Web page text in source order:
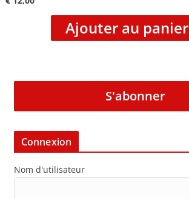
Ajouter au panier
S'abonner
Connexion
Nom d'utilisateur